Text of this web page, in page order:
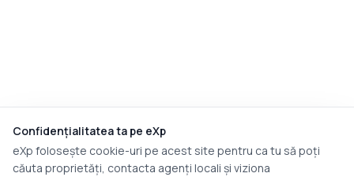
Confidențialitatea ta pe eXp
eXp folosește cookie-uri pe acest site pentru ca tu să poți
căuta proprietăți, contacta agenți locali și viziona